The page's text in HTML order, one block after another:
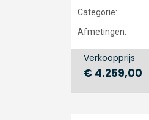
Categorie:
Afmetingen:
Verkoopprijs
€ 4.259,00